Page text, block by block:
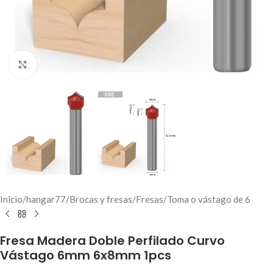
Inicio/hangar77/Brocas y fresas/Fresas/Toma o vástago de 6
Fresa Madera Doble Perfilado Curvo
Vástago 6mm 6x8mm 1pcs